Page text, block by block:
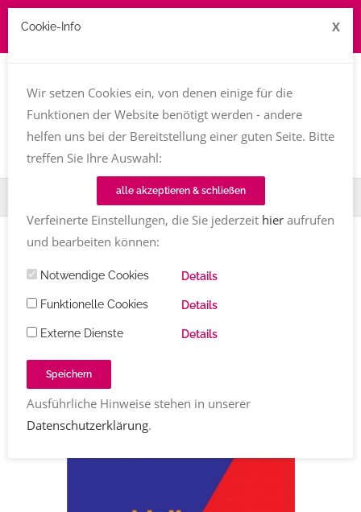
Home TT-Magazin Sehnsucht
BUCHVORSTELLUNG
bleib da wenn du gehstvon Karin Klug
Cookie-Info X
Wir setzen Cookies ein, von denen einige für die
Funktionen der Website benötigt werden - andere
helfen uns bei der Bereitstellung einer guten Seite. Bitte
treffen Sie Ihre Auswahl:
alle akzeptieren & schließen
Verfeinerte Einstellungen, die Sie jederzeit hieraufrufen
und bearbeiten können:
Notwendige Cookies Details
Funktionelle Cookies Details
Externe Dienste Details
Speichern
Ausführliche Hinweise stehen in unserer
Datenschutzerklärung.